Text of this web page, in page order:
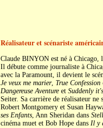
Réalisateur et scénariste
Claude BINYON est né à Chicago,
Il débute comme journaliste à
avec la Paramount, il devient le
Je veux me marier, True Confession
Dangereuse Aventureet Suddenly
Seiter. Sa carrière de réalisateur
Robert Montgomery et Susan
ses Enfants, Ann Sheridan dans
cinéma muet et Bob Hope dans Il y